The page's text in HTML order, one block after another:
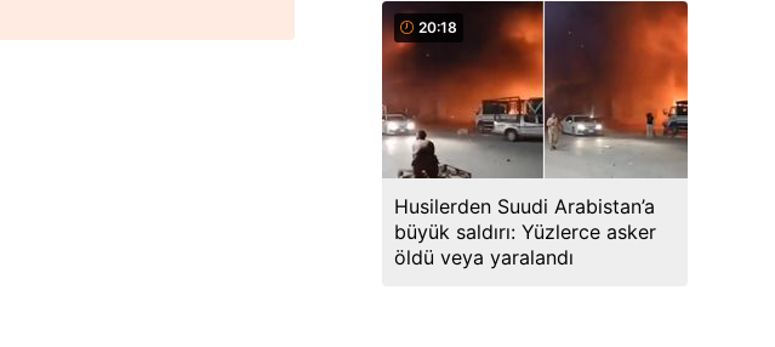
20:18
Husilerden Suudi Arabistan’a
büyük saldırı: Yüzlerce asker
öldü veya yaralandı